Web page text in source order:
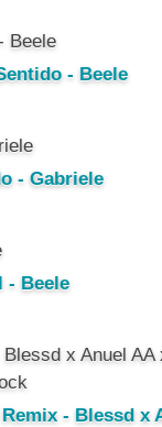
- Beele
- Gabriele
- Beele
- Blessd x